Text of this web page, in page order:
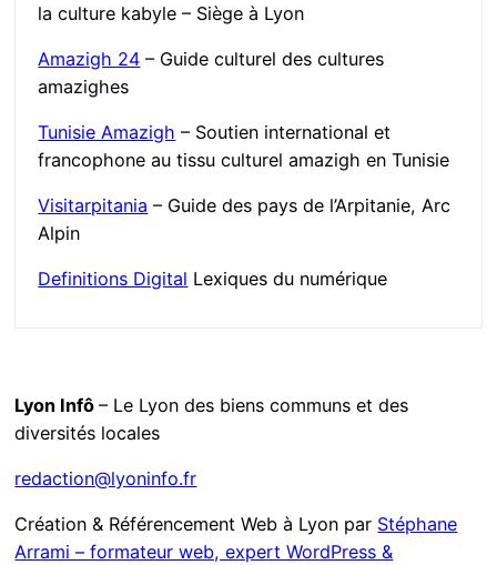
la culture kabyle – Siège à Lyon
Amazigh 24 – Guide culturel des cultures
amazighes
Tunisie Amazigh – Soutien international et
francophone au tissu culturel amazigh en Tunisie
Visitarpitania – Guide des pays de l’Arpitanie, Arc
Alpin
Definitions Digital Lexiques du numérique
Lyon Infô– Le Lyon des biens communs et des
diversités locales
redaction@lyoninfo.fr
Création & Référencement Web à Lyon par Stéphane
Arrami – formateur web, expert WordPress &